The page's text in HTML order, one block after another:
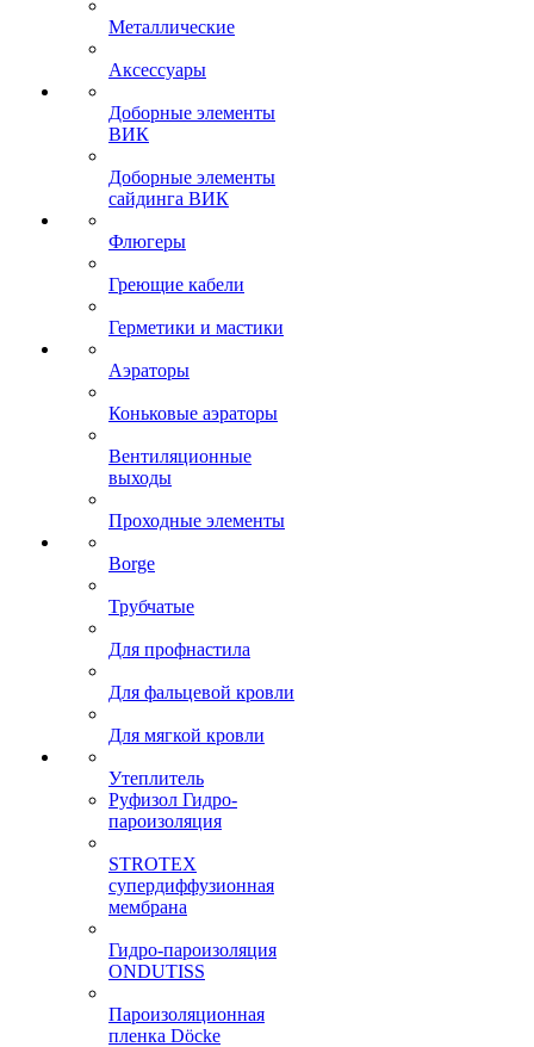
Металлические
Аксессуары
Доборные элементы
ВИК
Доборные элементы
сайдинга ВИК
Флюгеры
Греющие кабели
Герметики и мастики
Аэраторы
Коньковые аэраторы
Вентиляционные
выходы
Проходные элементы
Borge
Трубчатые
Для профнастила
Для фальцевой кровли
Для мягкой кровли
Утеплитель
Руфизол Гидро-
пароизоляция
STROTEX
супердиффузионная
мембрана
Гидро-пароизоляция
ONDUTISS
Пароизоляционная
пленка Döcke